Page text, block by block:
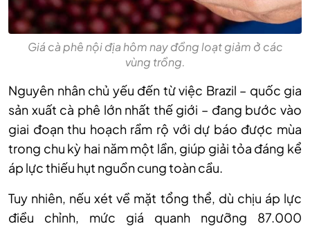
Giá cà phê nội địa hôm nay đồng loạt giảm ở các
vùng trồng.
Nguyên nhân chủ yếu đến từ việc Brazil – quốc gia
sản xuất cà phê lớn nhất thế giới – đang bước vào
giai đoạn thu hoạch rầm rộ với dự báo được mùa
trong chu kỳ hai năm một lần, giúp giải tỏa đáng kể
áp lực thiếu hụt nguồn cung toàn cầu.
Tuy nhiên, nếu xét về mặt tổng thể, dù chịu áp lực
điều chỉnh, mức giá quanh ngưỡng 87.000